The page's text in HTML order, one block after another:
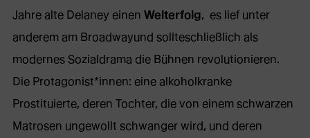
Jahre alte Delaney einen Welterfolg, es lief unter
anderem am Broadwayund sollteschließlich als
modernes Sozialdrama die Bühnen revolutionieren.
Die Protagonist*innen: eine alkoholkranke
Prostituierte, deren Tochter, die von einem schwarzen
Matrosen ungewollt schwanger wird, und deren